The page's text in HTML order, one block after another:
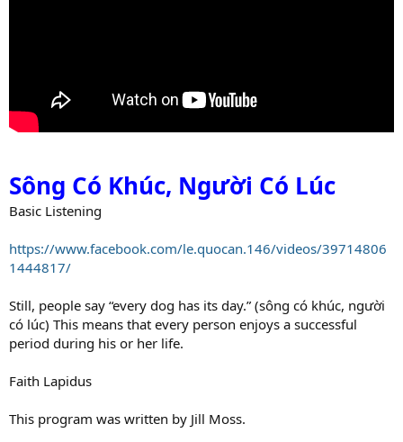
Sông Có Khúc, Người Có Lúc
Basic Listening
https://www.facebook.com/le.quocan.146/videos/39714806
1444817/
Still, people say “every dog has its day.” (sông có khúc, người
có lúc) This means that every person enjoys a successful
period during his or her life.
Faith Lapidus
This program was written by Jill Moss.